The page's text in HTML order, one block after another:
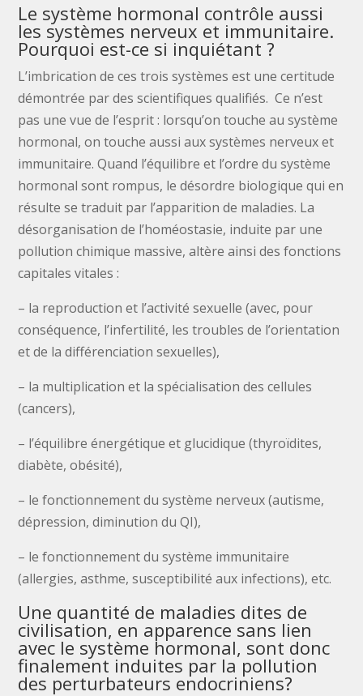
Le système hormonal contrôle aussi
les systèmes nerveux et immunitaire.
Pourquoi est-ce si inquiétant ?
L’imbrication de ces trois systèmes est une certitude
démontrée par des scientifiques qualifiés. Ce n’est
pas une vue de l’esprit : lorsqu’on touche au système
hormonal, on touche aussi aux systèmes nerveux et
immunitaire. Quand l’équilibre et l’ordre du système
hormonal sont rompus, le désordre biologique qui en
résulte se traduit par l’apparition de maladies. La
désorganisation de l’homéostasie, induite par une
pollution chimique massive, altère ainsi des fonctions
capitales vitales :
– la reproduction et l’activité sexuelle (avec, pour
conséquence, l’infertilité, les troubles de l’orientation
et de la différenciation sexuelles),
– la multiplication et la spécialisation des cellules
(cancers),
– l’équilibre énergétique et glucidique (thyroïdites,
diabète, obésité),
– le fonctionnement du système nerveux (autisme,
dépression, diminution du QI),
– le fonctionnement du système immunitaire
(allergies, asthme, susceptibilité aux infections), etc.
Une quantité de maladies dites de
civilisation, en apparence sans lien
avec le système hormonal, sont donc
finalement induites par la pollution
des perturbateurs endocriniens?